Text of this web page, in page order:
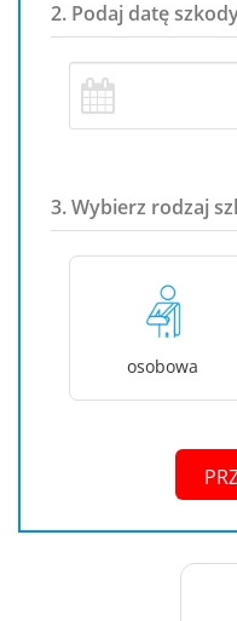
2. Podaj datę
3. Wybierz rodzaj
osobowa